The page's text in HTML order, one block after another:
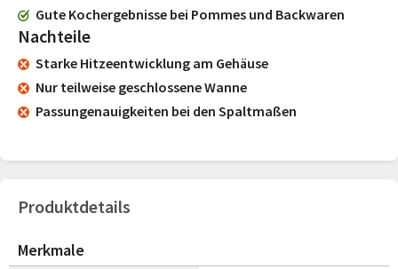
Gute Kochergebnisse bei Pommes und Backwaren
Nachteile
Starke Hitzeentwicklung am Gehäuse
Nur teilweise geschlossene Wanne
Passungenauigkeiten bei den Spaltmaßen
Produktdetails
Merkmale